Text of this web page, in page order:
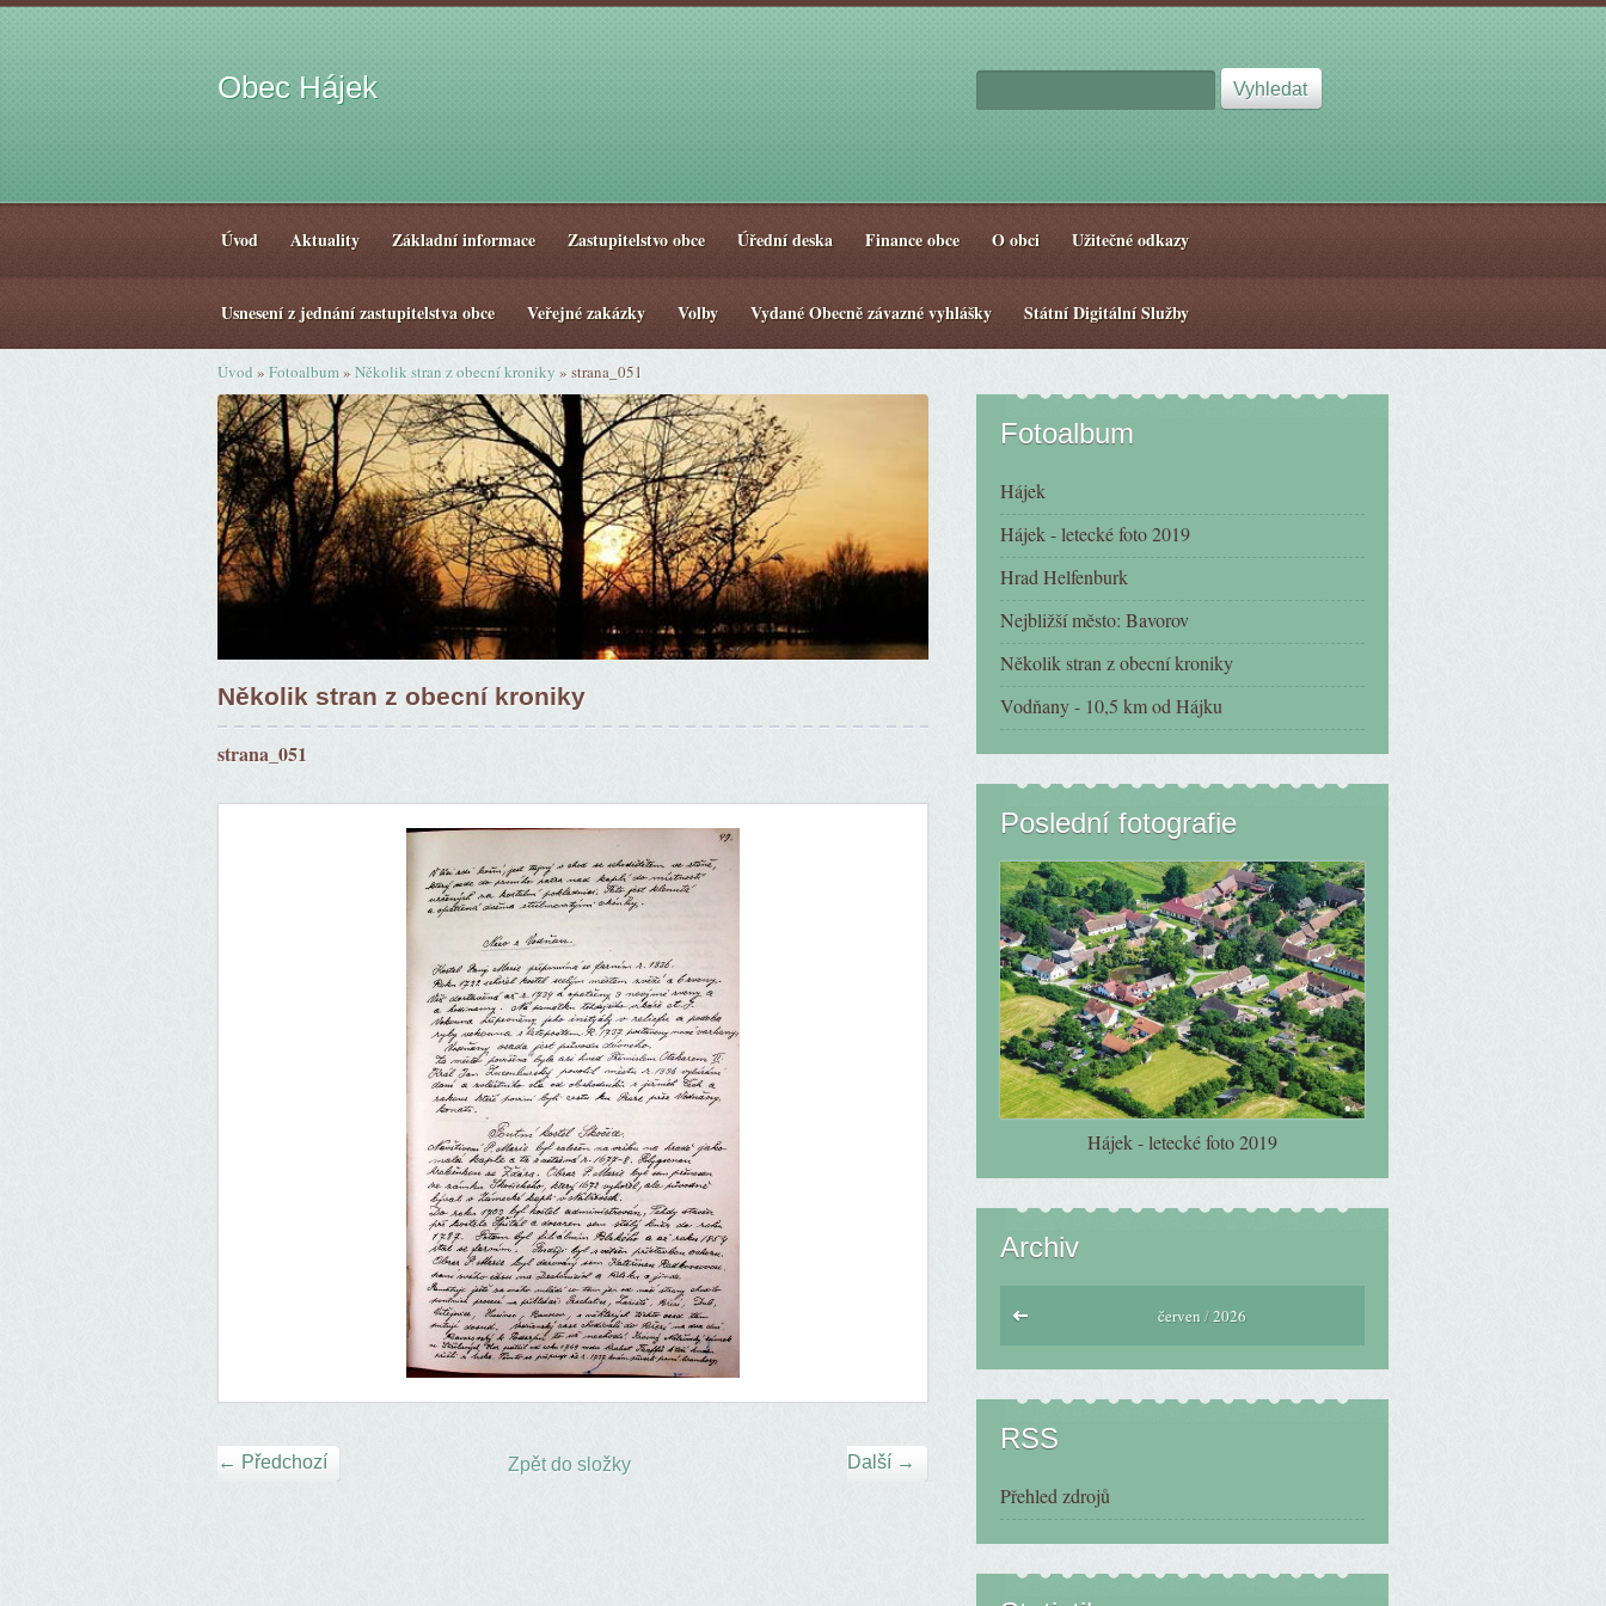
Obec Hájek
Úvod Aktuality Základní informace Zastupitelstvo obce Úřední deska Finance obce O obci Užitečné odkazy
Usnesení z jednání zastupitelstva obce Veřejné zakázky Volby Vydané Obecně závazné vyhlášky Státní Digitální Služby
Úvod » Fotoalbum» Několik stran z obecní kroniky » strana_051
Několik stran z obecní kroniky
strana_051
← Předchozí Další →
Zpět do složky
Fotoalbum
Hájek
Hájek - letecké foto 2019
Hrad Helfenburk
Nejbližší město: Bavorov
Několik stran z obecní kroniky
Vodňany - 10,5 km od Hájku
Poslední fotografie
Hájek - letecké foto 2019
Archiv
červen /2026
RSS
Přehled zdrojů